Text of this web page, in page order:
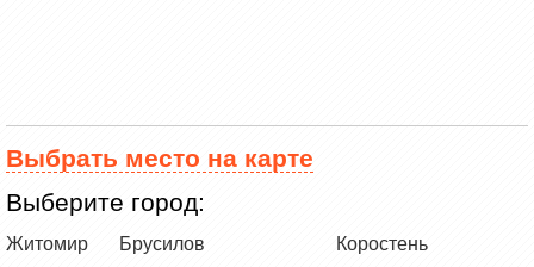
Выбрать место на карте
Выберите город:
Житомир Брусилов Коростень